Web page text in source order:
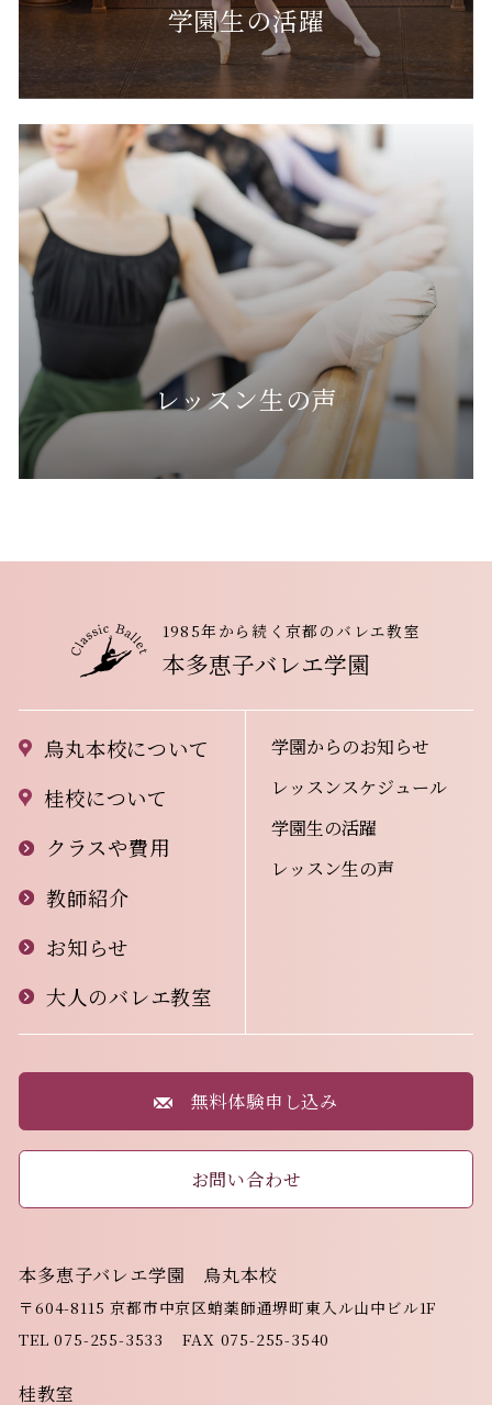
学園生の活躍
レッスン生の声
1985年から続く京都のバレエ教室
本多恵子バレエ学園
烏丸本校について
桂校について
クラスや費用
教師紹介
お知らせ
大人のバレエ教室
学園からのお知らせ
レッスンスケジュール
学園生の活躍
レッスン生の声
無料体験申し込み
お問い合わせ
本多恵子バレエ学園 烏丸本校
〒604-8115京都市中京区蛸薬師通堺町東入ル山中ビル1F
TEL075-255-3533 FAX 075-255-3540
桂教室